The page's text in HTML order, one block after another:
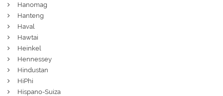
Hanomag
Hanteng
Haval
Hawtai
Heinkel
Hennessey
Hindustan
HiPhi
Hispano-Suiza